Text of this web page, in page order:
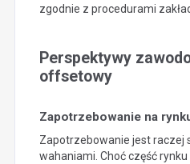
zgodnie z procedurami
Perspektywy
offsetowy
Zapotrzebowanie na
Zapotrzebowanie jest raczej
wahaniami. Choć część